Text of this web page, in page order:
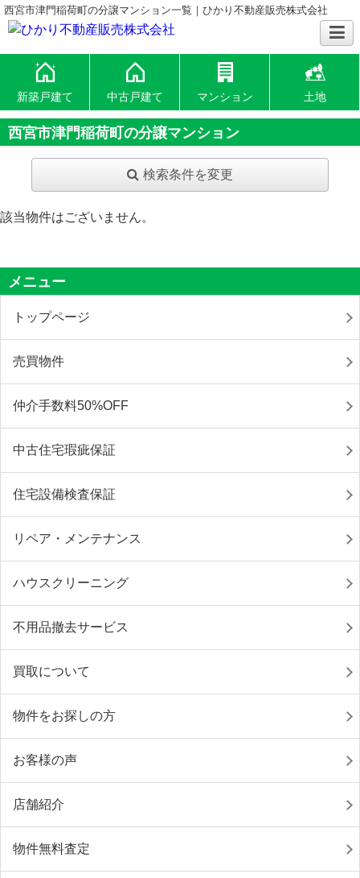
西宮市津門稲荷町の分譲マンション一覧｜ひかり不動産販売株式会社
新築戸建て 中古戸建て マンション 土地
西宮市津門稲荷町の分譲マンション
検索条件を変更
該当物件はございません。
メニュー
トップページ
売買物件
仲介手数料50%OFF
中古住宅瑕疵保証
住宅設備検査保証
リペア・メンテナンス
ハウスクリーニング
不用品撤去サービス
買取について
物件をお探しの方
お客様の声
店舗紹介
物件無料査定